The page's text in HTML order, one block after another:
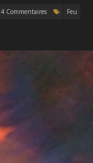
4 Commentaires Feu